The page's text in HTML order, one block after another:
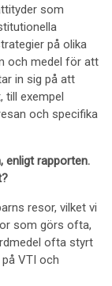
som
på olika
och medel för att
in sig på att
till exempel
och specifika
enligt rapporten.
resor, vilket vi
som görs ofta,
ofta styrt
VTI och